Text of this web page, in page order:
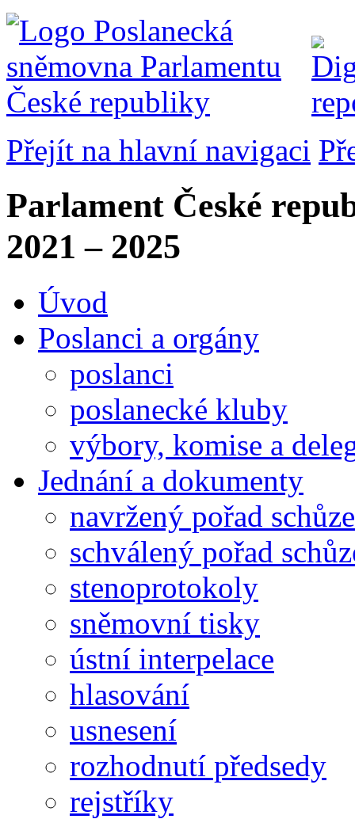
Přejít na hlavní navigaci
Parlament České
2021 – 2025
Úvod
Poslanci a orgány
poslanci
poslanecké kluby
výbory, komise a
Jednání a dokumenty
navržený pořad schůze
schválený pořad
stenoprotokoly
sněmovní tisky
ústní interpelace
hlasování
usnesení
rozhodnutí předsedy
rejstříky